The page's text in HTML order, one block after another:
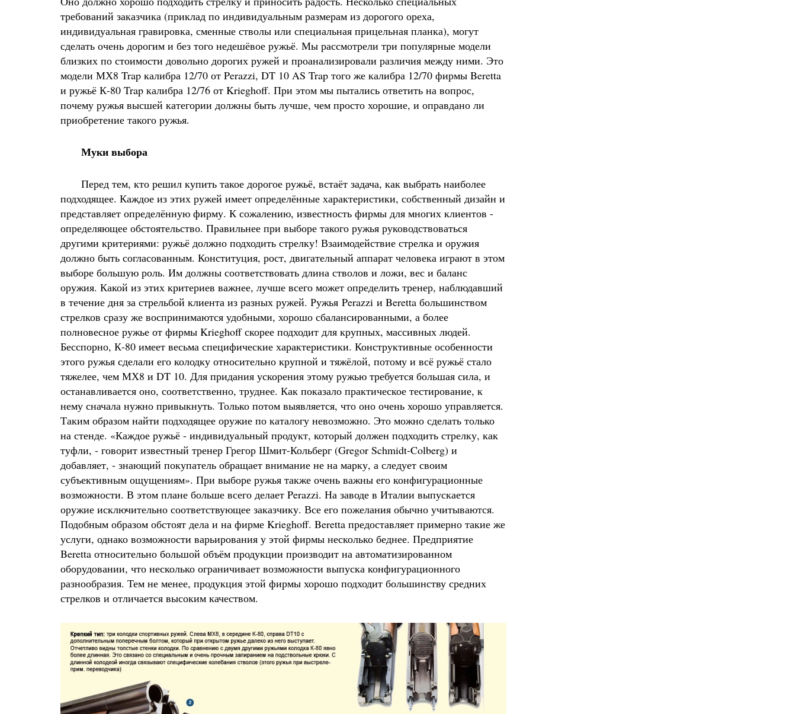
требований заказчика (приклад по индивидуальным размерам из дорогого ореха,
индивидуальная гравировка, сменные стволы или специальная прицельная планка), могут
сделать очень дорогим и без того недешёвое ружьё. Мы рассмотрели три популярные модели
близких по стоимости довольно дорогих ружей и проанализировали различия между ними. Это
модели МХ8 Trap калибра 12/70 от Perazzi, DT 10 AS Trap того же калибра 12/70 фирмы Beretta
и ружьё К-80 Trap калибра 12/76 от Krieghoff. При этом мы пытались ответить на вопрос,
почему ружья высшей категории должны быть лучше, чем просто хорошие, и оправдано ли
приобретение такого ружья.
Муки выбора
Перед тем, кто решил купить такое дорогое ружьё, встаёт задача, как выбрать наиболее
подходящее. Каждое из этих ружей имеет определённые характеристики, собственный дизайн и
представляет определённую фирму. К сожалению, известность фирмы для многих клиентов -
определяющее обстоятельство. Правильнее при выборе такого ружья руководствоваться
другими критериями: ружьё должно подходить стрелку! Взаимодействие стрелка и оружия
должно быть согласованным. Конституция, рост, двигательный аппарат человека играют в этом
выборе большую роль. Им должны соответствовать длина стволов и ложи, вес и баланс
оружия. Какой из этих критериев важнее, лучше всего может определить тренер, наблюдавший
в течение дня за стрельбой клиента из разных ружей. Ружья Perazzi и Beretta большинством
стрелков сразу же воспринимаются удобными, хорошо сбалансированными, а более
полновесное ружье от фирмы Krieghoff скорее подходит для крупных, массивных людей.
Бесспорно, К-80 имеет весьма специфические характеристики. Конструктивные особенности
этого ружья сделали его колодку относительно крупной и тяжёлой, потому и всё ружьё стало
тяжелее, чем МХ8 и DT 10. Для придания ускорения этому ружью требуется большая сила, и
останавливается оно, соответственно, труднее. Как показало практическое тестирование, к
нему сначала нужно привыкнуть. Только потом выявляется, что оно очень хорошо управляется.
Таким образом найти подходящее оружие по каталогу невозможно. Это можно сделать только
на стенде. «Каждое ружьё - индивидуальный продукт, который должен подходить стрелку, как
туфли, - говорит известный тренер Грегор Шмит-Кольберг (Gregor Schmidt-Colberg) и
добавляет, - знающий покупатель обращает внимание не на марку, а следует своим
субъективным ощущениям». При выборе ружья также очень важны его конфигурационные
возможности. В этом плане больше всего делает Perazzi. На заводе в Италии выпускается
оружие исключительно соответствующее заказчику. Все его пожелания обычно учитываются.
Подобным образом обстоят дела и на фирме Krieghoff. Beretta предоставляет примерно такие же
услуги, однако возможности варьирования у этой фирмы несколько беднее. Предприятие
Beretta относительно большой объём продукции производит на автоматизированном
оборудовании, что несколько ограничивает возможности выпуска конфигурационного
разнообразия. Тем не менее, продукция этой фирмы хорошо подходит большинству средних
стрелков и отличается высоким качеством.